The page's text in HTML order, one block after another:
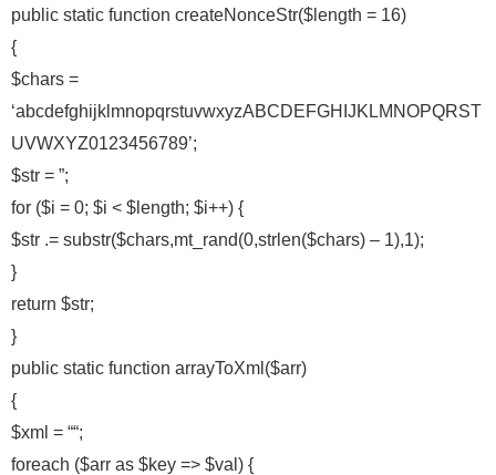
public static function createNonceStr($length = 16)
{
$chars =
‘abcdefghijklmnopqrstuvwxyzABCDEFGHIJKLMNOPQRST
UVWXYZ0123456789’;
$str = ”;
for ($i = 0; $i < $length; $i++) {
$str .= substr($chars,mt_rand(0,strlen($chars) – 1),1);
}
return $str;
}
public static function arrayToXml($arr)
{
$xml = ““;
foreach ($arr as $key => $val) {